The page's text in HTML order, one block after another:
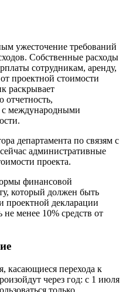
ужесточение требований
Собственные расходы
сотрудникам, аренду,
проектной стоимости
раскрывает
с международными
департамента по связям с
административные
проекта.
финансовой
который должен быть
проектной декларации
не менее 10% средств от
касающиеся перехода к
через год: с 1 июля